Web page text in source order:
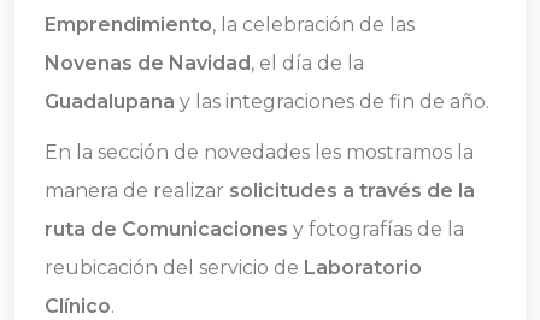
Emprendimiento, la celebración de las
Novenas de Navidad , el día de la
Guadalupana y las integraciones de fin de año.
En la sección de novedades les mostramos la
manera de realizar solicitudes a través de la
ruta de Comunicaciones y fotografías de la
reubicación del servicio de Laboratorio
Clínico.